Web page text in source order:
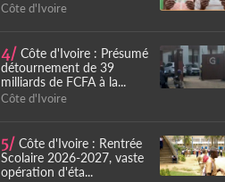
Côte d'Ivoire
4/ Côte d'Ivoire : Présumé
détournement de 39
milliards de FCFA à la...
Côte d'Ivoire
5/ Côte d'Ivoire : Rentrée
Scolaire 2026-2027, vaste
opération d'éta...